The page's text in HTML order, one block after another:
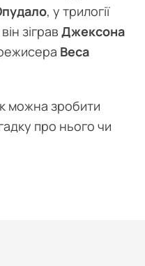
, у трилогії
зіграв Джексона
Веса
можна зробити
про нього чи